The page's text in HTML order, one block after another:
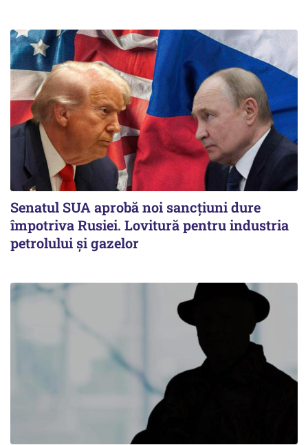
Senatul SUA aprobă noi sancțiuni dure
împotriva Rusiei. Lovitură pentru industria
petrolului și gazelor